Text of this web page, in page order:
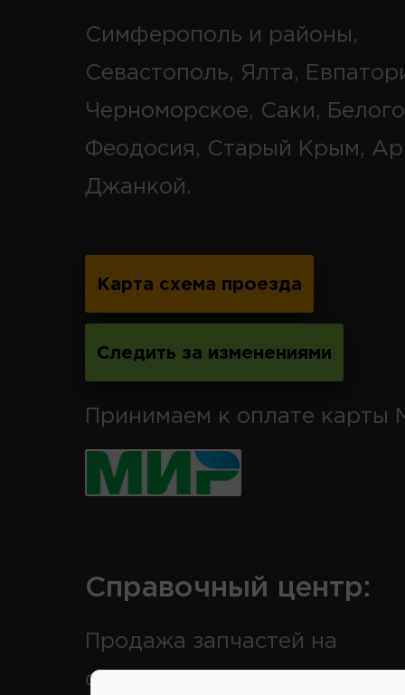
Симферополь и районы,
Севастополь, Ялта,
Черноморское, Саки,
Феодосия, Старый Крым,
Джанкой.
Карта схема проезда
Следить за изменениями
Принимаем к оплате карты
Справочный центр:
Продажа запчастей на
отечественные авто